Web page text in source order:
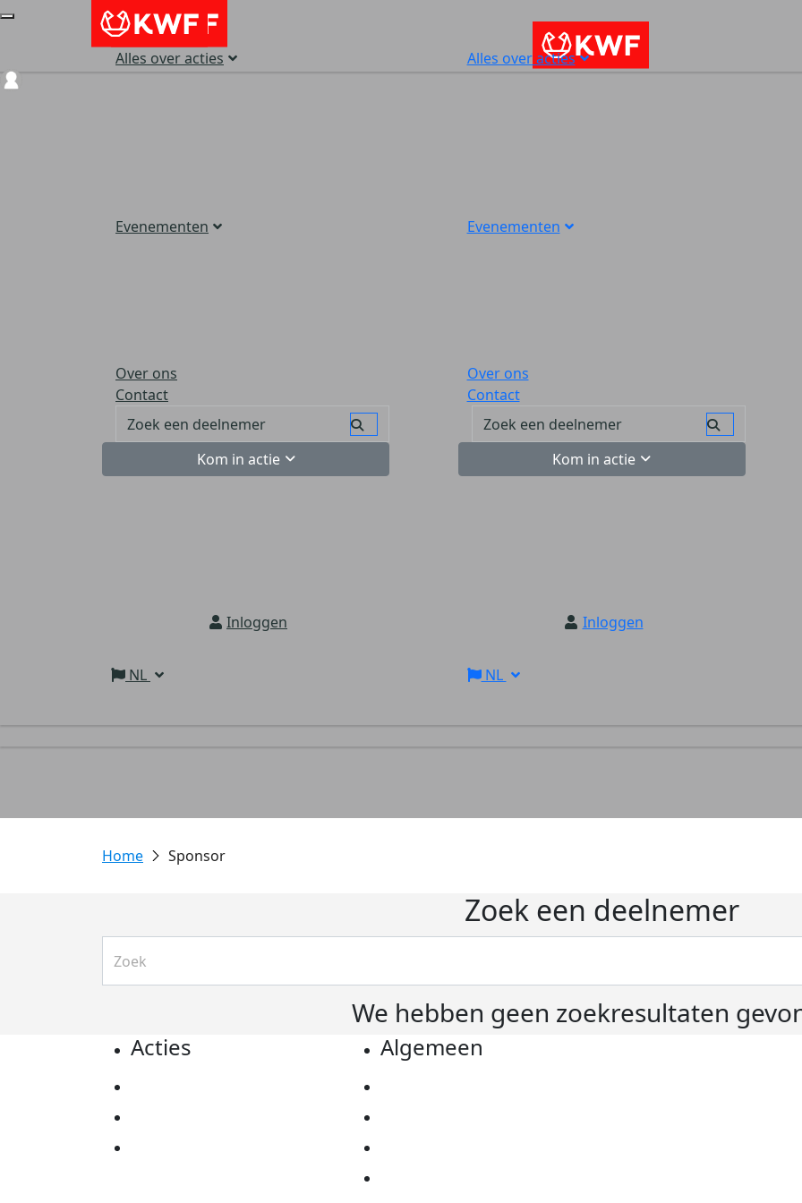
Alles over acties
Evenementen
Over ons
Contact
Kom in actie
Inloggen
NL
Alles over acties
Evenementen
Over ons
Contact
Kom in actie
Inloggen
NL
Sponsor
Zoek een deelnemer
We hebben geen zoekresultaten
Acties Algemeen